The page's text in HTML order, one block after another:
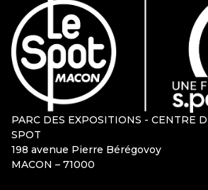
PARC DES EXPOSITIONS - CENTRE
SPOT
198 avenue Pierre Bérégovoy
MACON – 71000